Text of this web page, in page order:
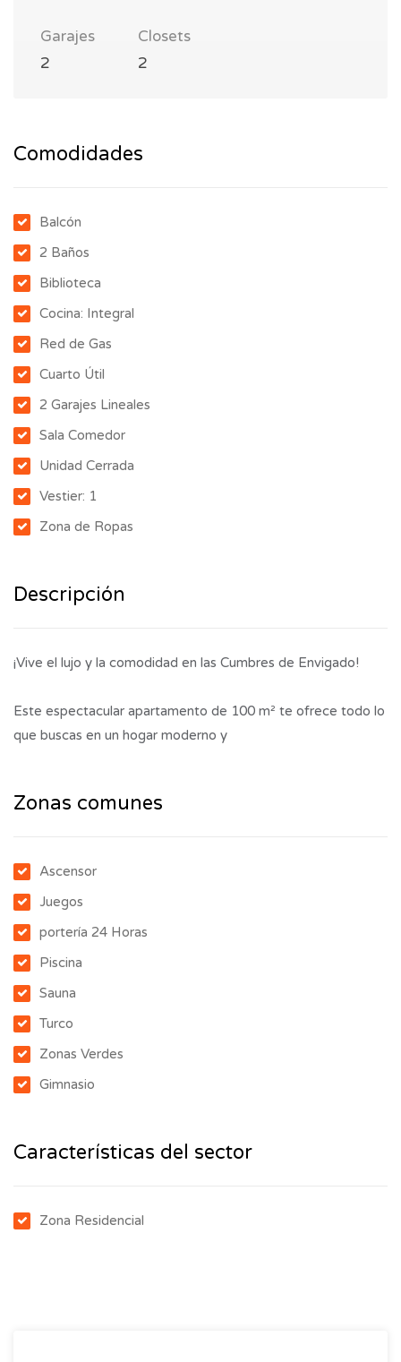
Garajes
2
Closets
2
Comodidades
Balcón
2 Baños
Biblioteca
Cocina: Integral
Red de Gas
Cuarto Útil
2 Garajes Lineales
Sala Comedor
Unidad Cerrada
Vestier: 1
Zona de Ropas
Descripción
¡Vive el lujo y la comodidad en las Cumbres de Envigado!
Este espectacular apartamento de 100 m² te ofrece todo lo
que buscas en un hogar moderno y
Zonas comunes
Ascensor
Juegos
portería 24 Horas
Piscina
Sauna
Turco
Zonas Verdes
Gimnasio
Características del sector
Zona Residencial